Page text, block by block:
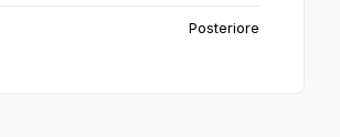
Posteriore